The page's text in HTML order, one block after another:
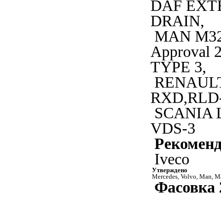
DAF
DRAIN,
MAN
Approval
TYPE 3,
SCANIA
VDS-3
Iveco
Утверждено
Mercedes, Volvo, Man,
Фасовка